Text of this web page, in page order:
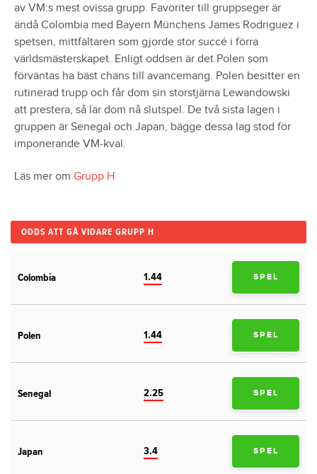
av VM:s mest ovissa grupp. Favoriter till gruppseger är
ändå Colombia med Bayern Münchens James Rodriguez i
spetsen, mittfältaren som gjorde stor succé i förra
världsmästerskapet. Enligt oddsen är det Polen som
förväntas ha bäst chans till avancemang. Polen besitter en
rutinerad trupp och får dom sin storstjärna Lewandowski
att prestera, så lär dom nå slutspel. De två sista lagen i
gruppen är Senegal och Japan, bägge dessa lag stod för
imponerande VM-kval.
Läs mer om Grupp H
ODDS ATT GÅ VIDARE GRUPP H
Colombia 1.44 SPEL
Polen 1.44 SPEL
Senegal 2.25 SPEL
Japan 3.4 SPEL